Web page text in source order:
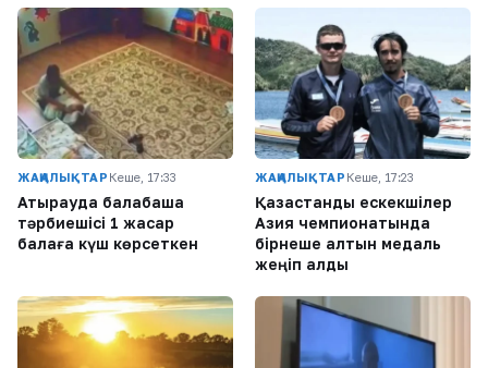
ЖАҢАЛЫҚТАР Кеше, 17:33
Атырауда балабақша
тәрбиешісі 1 жасар
балаға күш көрсеткен
ЖАҢАЛЫҚТАР Кеше, 17:23
Қазақстандық ескекшілер
Азия чемпионатында
бірнеше алтын медаль
жеңіп алды